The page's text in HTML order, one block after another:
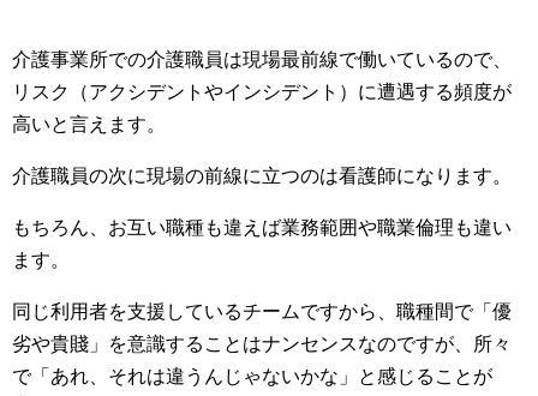
介護事業所での介護職員は現場最前線で働いているので、
リスク（アクシデントやインシデント）に遭遇する頻度が
高いと言えます。
介護職員の次に現場の前線に立つのは看護師になります。
もちろん、お互い職種も違えば業務範囲や職業倫理も違い
ます。
同じ利用者を支援しているチームですから、職種間で「優
劣や貴賤」を意識することはナンセンスなのですが、所々
で「あれ、それは違うんじゃないかな」と感じることが